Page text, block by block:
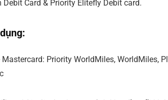
Card & Priority Elitefly Debit card.
Priority WorldMiles, WorldMiles,